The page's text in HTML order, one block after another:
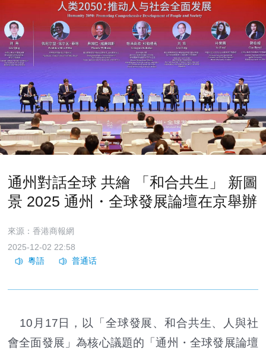
通州對話全球 共繪 「和合共生」 新圖
景 2025 通州・全球發展論壇在京舉辦
來源：香港商報網
2025-12-02 22:58
10月17日，以「全球發展、和合共生、人與社
會全面發展」為核心議題的「通州・全球發展論壇